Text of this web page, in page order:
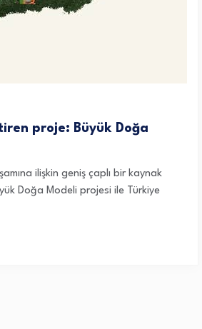
proje: Büyük Doğa
ilişkin geniş çaplı bir kaynak
Doğa Modeli projesi ile Türkiye